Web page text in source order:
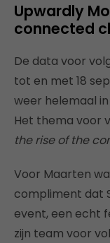
Upwardly
connected
De data voor
tot en met 18
weer helemaal
Het thema voor
the rise of the
Voor Maarten
compliment dat
event, een echt
zijn team voor